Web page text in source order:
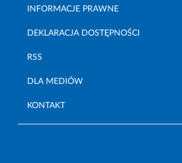
INFORMACJE PRAWNE
DEKLARACJA DOSTĘPNOŚCI
RSS
DLA MEDIÓW
KONTAKT